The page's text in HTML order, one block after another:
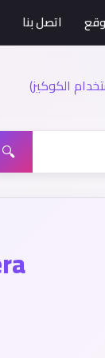
الكوكيز)
اتصل بنا
🔍